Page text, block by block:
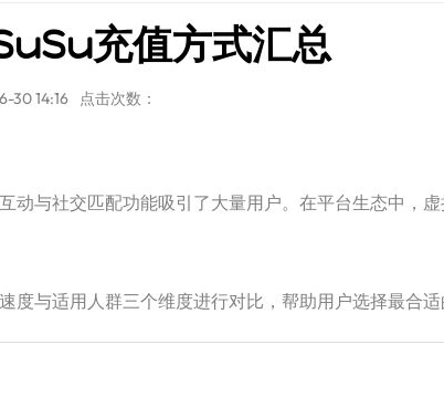
充值方式汇总
30 14:16 点击次数：
动与社交匹配功能吸引了大量用户。在平台生态中，
度与适用人群三个维度进行对比，帮助用户选择最合适